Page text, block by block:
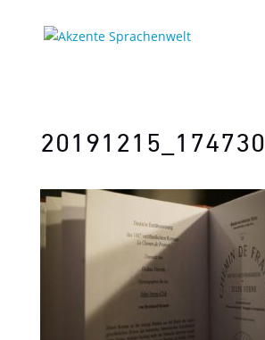
20191215_174730